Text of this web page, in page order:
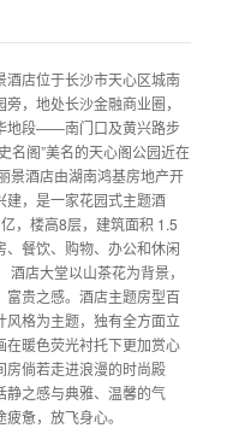
店位于长沙市天心区城南
，地处长沙金融商业圈，
地段——南门口及黄兴路步
名阁”美名的天心阁公园近在
酒店由湖南鸿基房地产开
建，是一家花园式主题酒
，楼高8层，建筑面积 1.5
、餐饮、购物、办公和休闲
大堂以山茶花为背景，
富贵之感。酒店主题房型百
风格为主题，独有全方面立
在暖色荧光衬托下更加赏心
房倘若走进浪漫的时尚殿
静之感与典雅、温馨的气
惫，放飞身心。